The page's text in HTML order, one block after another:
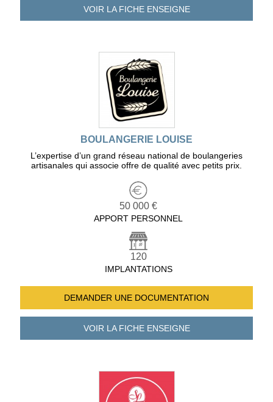
VOIR LA FICHEENSEIGNE
BOULANGERIE LOUISE
L’expertise d’un grand réseau national de boulangeries
artisanales qui associe offre de qualité avec petits prix.
50 000 €
APPORT PERSONNEL
120
IMPLANTATIONS
DEMANDER UNE DOCUMENTATION
VOIR LA FICHEENSEIGNE